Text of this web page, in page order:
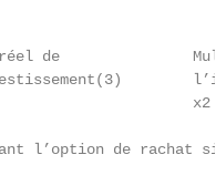
de
x2
l’option de rachat